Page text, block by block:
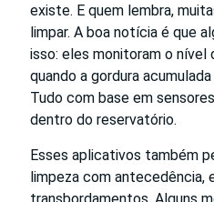
existe. E quem lembra,
limpar. A boa notícia é que
isso: eles monitoram o nível
quando a gordura
Tudo com base em
dentro do reservatório.
Esses aplicativos também
limpeza com antecedência,
transbordamentos. Alguns